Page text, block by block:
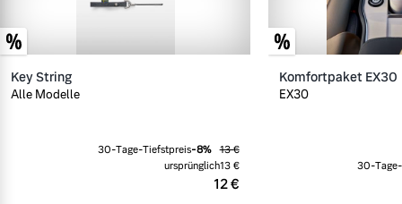
Key String
Alle Modelle
12 €
30-Tage-Tiefstpreis-8%
13 €
ursprünglich13 €
Komfortpaket EX30
EX30
30-